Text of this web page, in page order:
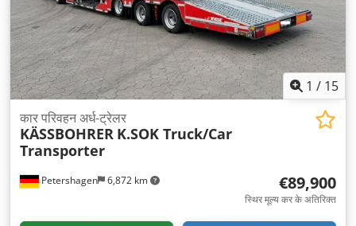
1 / 15
Petershagen 6,872 km
कार परिवहन अर्ध-ट्रेलर
KÄSSBOHRER K.SOK Truck/Car
Transporter
€89,900
स्थिर मूल्य कर के अतिरिक्त